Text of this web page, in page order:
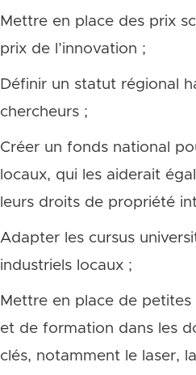
Mettre en place des prix
prix de l’innovation ;
Définir un statut régional
chercheurs ;
Créer un fonds national
locaux, qui les aiderait
leurs droits de propriété
Adapter les cursus
industriels locaux ;
Mettre en place de
et de formation dans les
clés, notamment le laser,